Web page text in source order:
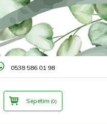
0538 586 01 98
Sepetim (0)